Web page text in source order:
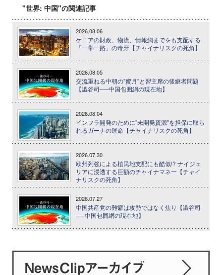
"世界: 中国"の関連記事
2026.08.06
ケニアの財政、物流、情報網までをも支配する
「一帯一路」の毒牙【チャイナリスクの死角】
2026.08.05
交流重ねる中朝の"蜜月"と習主席の後継者問題
【澁谷司──中国包囲網の現在地】
2026.08.04
インフラ開発のために"未開発資源"を担保に取ら
れるガーナの運命【チャイナリスクの死角】
2026.07.30
欧州列強による植民地支配にも酷似!? ナイジェ
リアに浸透する巨額のチャイナマネー【チャイ
ナリスクの死角】
2026.07.27
中国共産党の難癖は攻勢ではなく焦り【澁谷司
──中国包囲網の現在地】